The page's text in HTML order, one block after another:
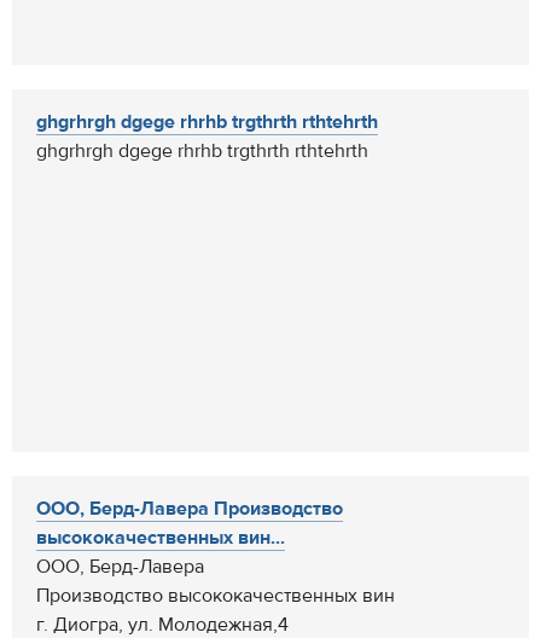
ghgrhrgh dgege rhrhb trgthrth rthtehrth
ghgrhrgh dgege rhrhb trgthrth rthtehrth
ООО, Берд-Лавера Производство
высококачественных вин...
ООО, Берд-Лавера
Производство высококачественных вин
г. Диогра, ул. Молодежная,4